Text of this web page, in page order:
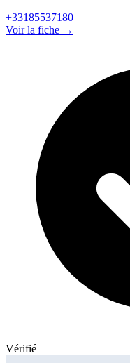
+33185537180
Voir la fiche →
Vérifié